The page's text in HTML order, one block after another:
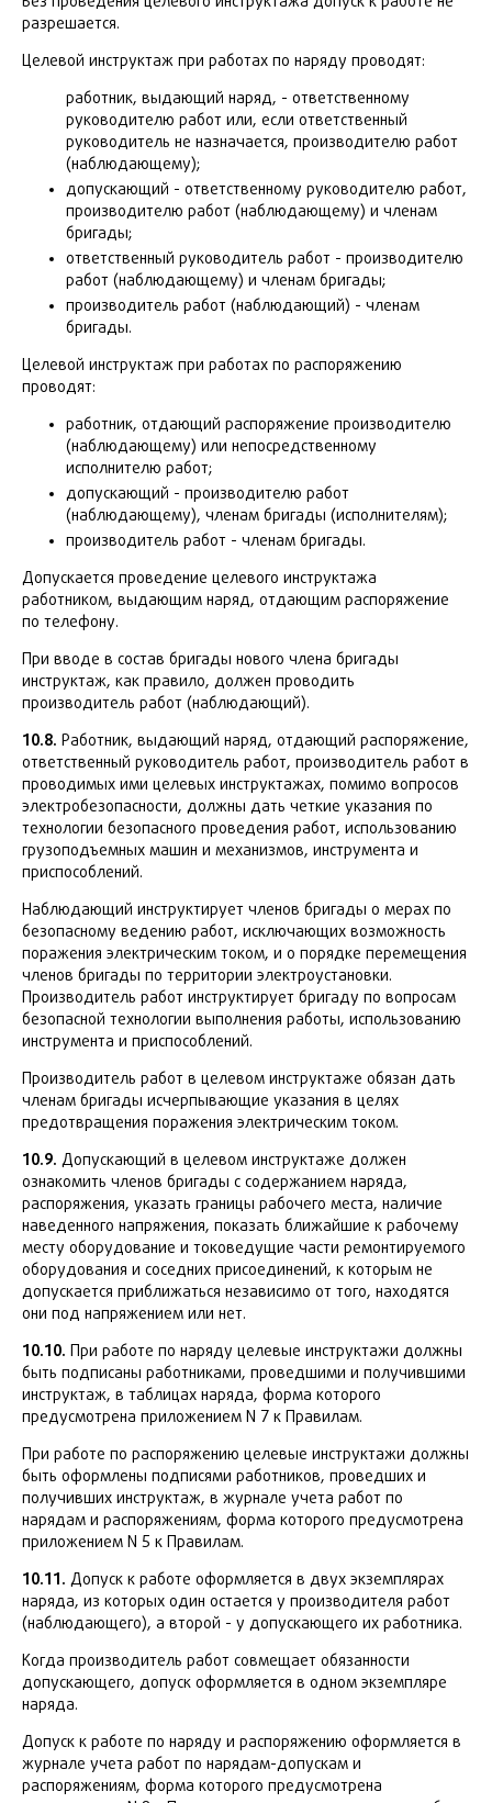
разрешается.
Целевой инструктаж при работах по наряду проводят:
работник, выдающий наряд, - ответственному
руководителю работ или, если ответственный
руководитель не назначается, производителю работ
(наблюдающему);
допускающий - ответственному руководителю работ,
производителю работ (наблюдающему) и членам
бригады;
ответственный руководитель работ - производителю
работ (наблюдающему) и членам бригады;
производитель работ (наблюдающий) - членам
бригады.
Целевой инструктаж при работах по распоряжению
проводят:
работник, отдающий распоряжение производителю
(наблюдающему) или непосредственному
исполнителю работ;
допускающий - производителю работ
(наблюдающему), членам бригады (исполнителям);
производитель работ - членам бригады.
Допускается проведение целевого инструктажа
работником, выдающим наряд, отдающим распоряжение
по телефону.
При вводе в состав бригады нового члена бригады
инструктаж, как правило, должен проводить
производитель работ (наблюдающий).
10.8. Работник, выдающий наряд, отдающий распоряжение,
ответственный руководитель работ, производитель работ в
проводимых ими целевых инструктажах, помимо вопросов
электробезопасности, должны дать четкие указания по
технологии безопасного проведения работ, использованию
грузоподъемных машин и механизмов, инструмента и
приспособлений.
Наблюдающий инструктирует членов бригады о мерах по
безопасному ведению работ, исключающих возможность
поражения электрическим током, и о порядке перемещения
членов бригады по территории электроустановки.
Производитель работ инструктирует бригаду по вопросам
безопасной технологии выполнения работы, использованию
инструмента и приспособлений.
Производитель работ в целевом инструктаже обязан дать
членам бригады исчерпывающие указания в целях
предотвращения поражения электрическим током.
10.9. Допускающий в целевом инструктаже должен
ознакомить членов бригады с содержанием наряда,
распоряжения, указать границы рабочего места, наличие
наведенного напряжения, показать ближайшие к рабочему
месту оборудование и токоведущие части ремонтируемого
оборудования и соседних присоединений, к которым не
допускается приближаться независимо от того, находятся
они под напряжением или нет.
10.10. При работе по наряду целевые инструктажи должны
быть подписаны работниками, проведшими и получившими
инструктаж, в таблицах наряда, форма которого
предусмотрена приложением N 7 к Правилам.
При работе по распоряжению целевые инструктажи должны
быть оформлены подписями работников, проведших и
получивших инструктаж, в журнале учета работ по
нарядам и распоряжениям, форма которого предусмотрена
приложением N 5 к Правилам.
10.11. Допуск к работе оформляется в двух экземплярах
наряда, из которых один остается у производителя работ
(наблюдающего), а второй - у допускающего их работника.
Когда производитель работ совмещает обязанности
допускающего, допуск оформляется в одном экземпляре
наряда.
Допуск к работе по наряду и распоряжению оформляется в
журнале учета работ по нарядам-допускам и
распоряжениям, форма которого предусмотрена